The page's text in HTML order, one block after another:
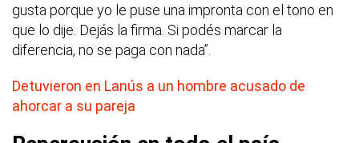
gusta porque yo le puse una impronta con el tono en
que lo dije. Dejás la firma. Si podés marcar la
diferencia, no se paga con nada”.
Detuvieron en Lanús a un hombre acusado de
ahorcar a su pareja